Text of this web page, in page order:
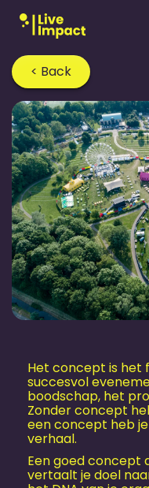
< Back
Home›Blog
Het concept is het
succesvol
boodschap, het
Zonder concept
een concept heb
verhaal.
Een goed concept
vertaalt je doel